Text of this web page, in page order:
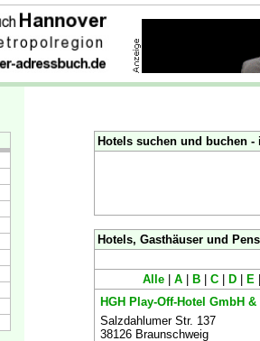
Hotels suchen und buchen
Hotels, Gasthäuser und
Alle A B C D E
HGH Play-Off-Hotel GmbH &
Salzdahlumer Str. 137
38126 Braunschweig